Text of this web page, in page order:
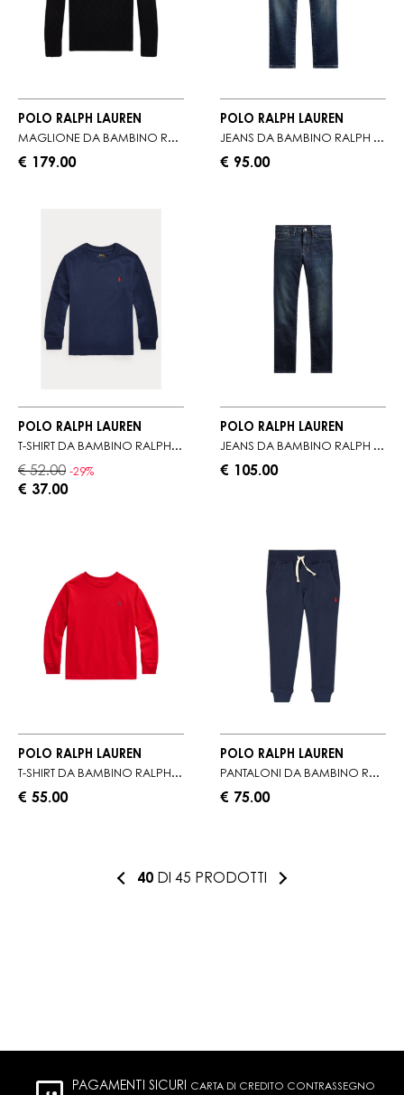
POLO RALPH LAUREN
MAGLIONE DA BAMBINO RALPH LAUREN IN LANA
€ 179.00
POLO RALPH LAUREN
JEANS DA BAMBINO RALPH LAUREN CINQUE TASCHE
€ 95.00
POLO RALPH LAUREN
T-SHIRT DA BAMBINO RALPH LAUREN A MANICHE LUNGHE
€ 52.00 -29%
€ 37.00
POLO RALPH LAUREN
JEANS DA BAMBINO RALPH LAUREN CON TAGLIO MODERNO
€ 105.00
POLO RALPH LAUREN
T-SHIRT DA BAMBINO RALPH LAUREN A MANICHE LUNGHE
€ 55.00
POLO RALPH LAUREN
PANTALONI DA BAMBINO RALPH LAUREN IN MORBIDA FELPA
€ 75.00
40 DI 45 PRODOTTI
PAGAMENTI SICURI CARTA DI CREDITO CONTRASSEGNO